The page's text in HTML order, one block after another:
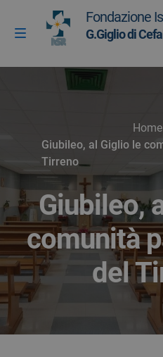
Vai ai contenuti
Vai al menu di
Vai al footer
Attiva / disattiva la
Fondazione
G.Giglio di
Home
Giubileo, al Giglio le
Tirreno
Giubileo,
comunità
del